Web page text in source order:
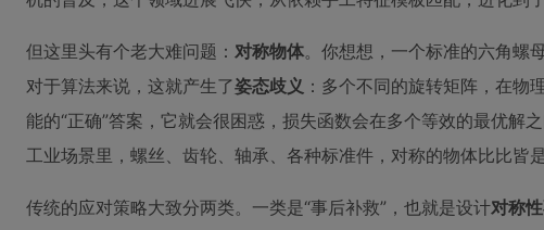
但这里头有个老大难问题： 对称物体。你想想，一个标准的六角螺
对于算法来说，这就产生了姿态歧义 ：多个不同的旋转矩阵，在
能的“正确”答案，它就会很困惑，损失函数会在多个等效的最优
工业场景里，螺丝、齿轮、轴承、各种标准件，对称的物体比比皆是
传统的应对策略大致分两类。一类是“事后补救”，也就是设计对称